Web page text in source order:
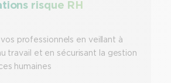
risque RH
professionnels en veillant à
travail et en sécurisant la gestion
humaines